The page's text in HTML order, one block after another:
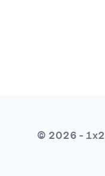
© 2026 -